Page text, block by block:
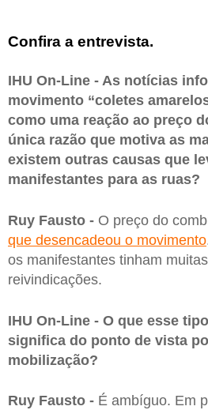
Confira a entrevista.
IHU On-Line - As notícias
movimento “coletes
como uma reação ao preço
única razão que motiva as
existem outras causas que
manifestantes para as ruas?
Ruy Fausto - O preço do
que desencadeou o movimento
os manifestantes tinham
reivindicações.
IHU On-Line - O que esse
significa do ponto de vista
mobilização?
Ruy Fausto - É ambíguo. Em